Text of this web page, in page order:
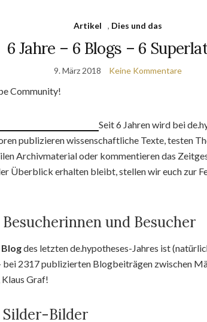
Artikel , Dies und das
6 Jahre – 6 Blogs – 6
9. März 2018 Keine Kommentare
Community!
Seit 6 Jahren wird bei
publizieren wissenschaftliche Texte, testen
Archivmaterial oder kommentieren das
Überblick erhalten bleibt, stellen wir euch zur
und Besucher
des letzten de.hypotheses-Jahres ist
bei 2317 publizierten Blogbeiträgen zwischen
Klaus Graf!
Bilder